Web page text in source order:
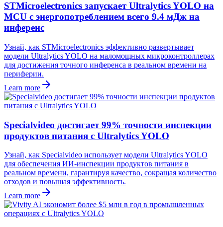
STMicroelectronics запускает Ultralytics YOLO на
MCU с энергопотреблением всего 9.4 мДж на
инференс
Узнай, как STMicroelectronics эффективно развертывает
модели Ultralytics YOLO на маломощных микроконтроллерах
для достижения точного инференса в реальном времени на
периферии.
Learn more
Specialvideo достигает 99% точности инспекции
продуктов питания с Ultralytics YOLO
Узнай, как Specialvideo использует модели Ultralytics YOLO
для обеспечения ИИ-инспекции продуктов питания в
реальном времени, гарантируя качество, сокращая количество
отходов и повышая эффективность.
Learn more